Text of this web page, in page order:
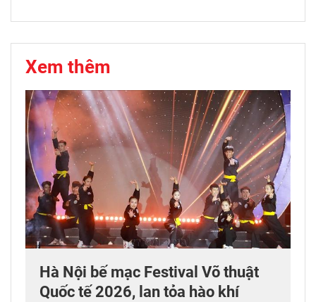
Xem thêm
Hà Nội bế mạc Festival Võ thuật
Quốc tế 2026, lan tỏa hào khí